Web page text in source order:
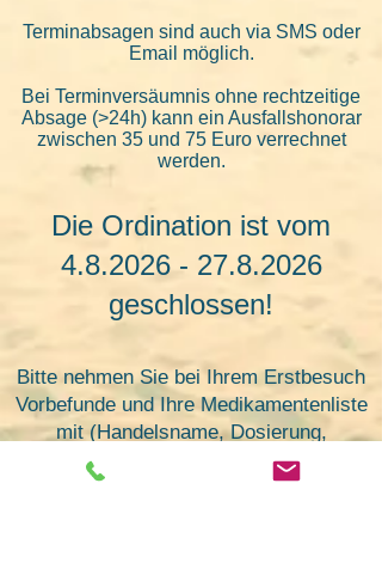
Terminabsagen sind auch via SMS oder
Email möglich.
Bei Terminversäumnis ohne rechtzeitige
Absage (>24h) kann ein Ausfallshonorar
zwischen 35 und 75 Euro verrechnet
werden.
Die Ordination ist vom
4.8.2026 - 27.8.2026
geschlossen!
Bitte nehmen Sie bei Ihrem Erstbesuch
Vorbefunde und Ihre Medikamentenliste
mit (Handelsname, Dosierung,
Einnahmeschema).
So ersparen Sie sich und uns viel Zeit!